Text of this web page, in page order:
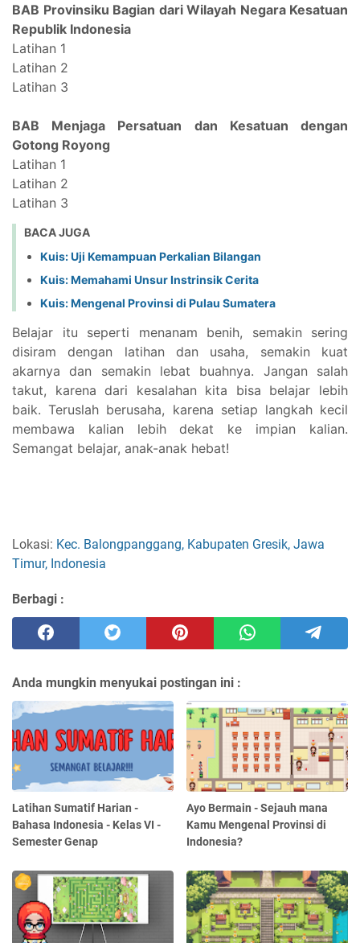
BAB Provinsiku Bagian dari Wilayah Negara Kesatuan
Republik Indonesia
Latihan 1
Latihan 2
Latihan 3
BAB Menjaga Persatuan dan Kesatuan dengan
Gotong Royong
Latihan 1
Latihan 2
Latihan 3
BACA JUGA
Kuis: Uji Kemampuan Perkalian Bilangan
Kuis: Memahami Unsur Instrinsik Cerita
Kuis: Mengenal Provinsi di Pulau Sumatera
Belajar itu seperti menanam benih, semakin sering
disiram dengan latihan dan usaha, semakin kuat
akarnya dan semakin lebat buahnya. Jangan salah
takut, karena dari kesalahan kita bisa belajar lebih
baik. Teruslah berusaha, karena setiap langkah kecil
membawa kalian lebih dekat ke impian kalian.
Semangat belajar, anak-anak hebat!
Lokasi: Kec. Balongpanggang, Kabupaten Gresik, Jawa
Timur, Indonesia
Berbagi :
Anda mungkin menyukai postingan ini :
Latihan Sumatif Harian -
Bahasa Indonesia - Kelas VI -
Semester Genap
Ayo Bermain - Sejauh mana
Kamu Mengenal Provinsi di
Indonesia?